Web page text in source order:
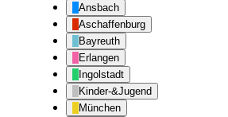
Ansbach
Aschaffenburg
Bayreuth
Erlangen
Ingolstadt
Kinder-&Jugend
München